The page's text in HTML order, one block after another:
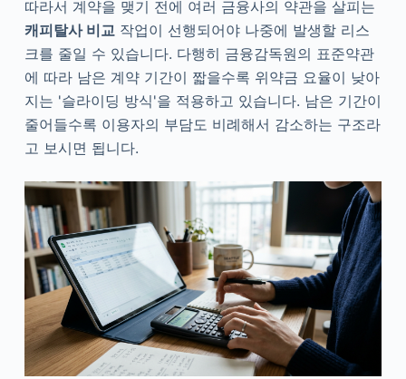
따라서 계약을 맺기 전에 여러 금융사의 약관을 살피는
캐피탈사 비교작업이 선행되어야 나중에 발생할 리스
크를 줄일 수 있습니다. 다행히 금융감독원의 표준약관
에 따라 남은 계약 기간이 짧을수록 위약금 요율이 낮아
지는 '슬라이딩 방식'을 적용하고 있습니다. 남은 기간이
줄어들수록 이용자의 부담도 비례해서 감소하는 구조라
고 보시면 됩니다.